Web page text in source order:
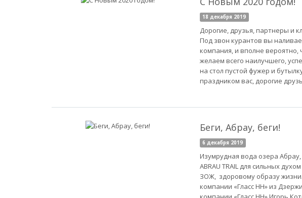
18 декабря 2019
Дорогие, друзья, партнеры и
Под звон курантов вы
компания, и вполне
желаем всего наилучшего,
на стол пустой фужер и
праздником вас, дорогие
Беги, Абрау, беги!
6 декабря 2019
Изумрудная вода озера Абрау,
ABRAU TRAIL для сильных
ЗОЖ, здоровому образу жизни.
компании «Гласс НН» из